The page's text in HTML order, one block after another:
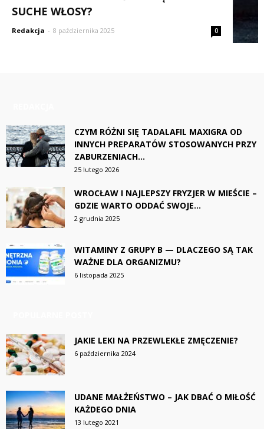
SUCHE WŁOSY?
Redakcja - 8 października 2025 0
CZYM RÓŻNI SIĘ TADALAFIL MAXIGRA OD
INNYCH PREPARATÓW STOSOWANYCH PRZY
ZABURZENIACH...
25 lutego 2026
WROCŁAW I NAJLEPSZY FRYZJER W MIEŚCIE –
GDZIE WARTO ODDAĆ SWOJE...
2 grudnia 2025
WITAMINY Z GRUPY B — DLACZEGO SĄ TAK
WAŻNE DLA ORGANIZMU?
6 listopada 2025
JAKIE LEKI NA PRZEWLEKŁE ZMĘCZENIE?
6 października 2024
UDANE MAŁŻEŃSTWO – JAK DBAĆ O MIŁOŚĆ
KAŻDEGO DNIA
13 lutego 2021